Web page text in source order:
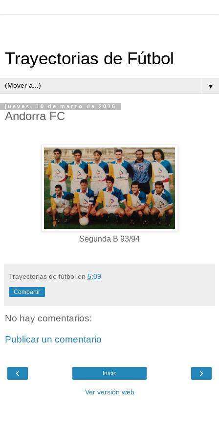
Trayectorias de Fútbol
▼
jueves, 10 de marzo de 2016
Andorra FC
Segunda B 93/94
Trayectorias de fútbol en 5:09
Compartir
No hay comentarios:
Publicar un comentario
‹ ›
Inicio
Ver versión web